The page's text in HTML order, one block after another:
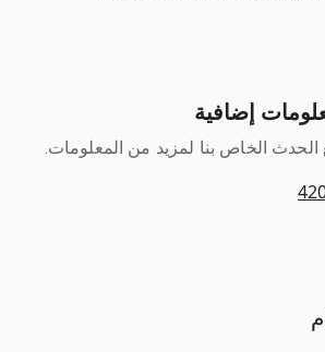
إضافية
الخاص بنا لمزيد من المعلومات.